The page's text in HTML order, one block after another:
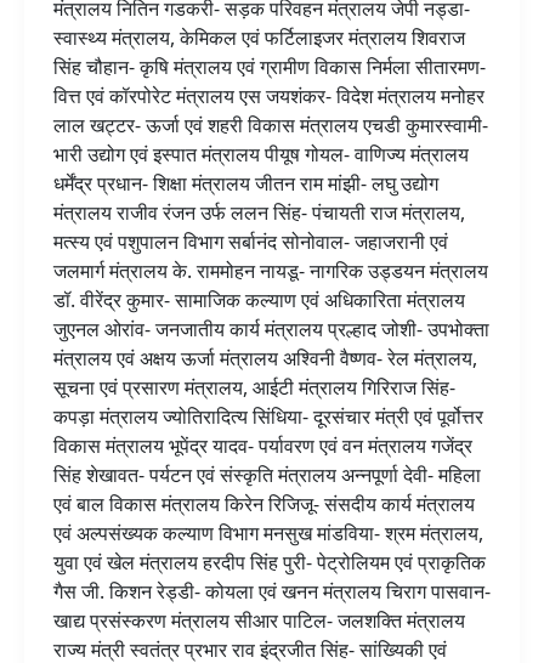
मंत्रालय नितिन गडकरी- सड़क परिवहन मंत्रालय जेपी नड्डा-
स्वास्थ्य मंत्रालय, केमिकल एवं फर्टिलाइजर मंत्रालय शिवराज
सिंह चौहान- कृषि मंत्रालय एवं ग्रामीण विकास निर्मला सीतारमण-
वित्त एवं कॉरपोरेट मंत्रालय एस जयशंकर- विदेश मंत्रालय मनोहर
लाल खट्टर- ऊर्जा एवं शहरी विकास मंत्रालय एचडी कुमारस्वामी-
भारी उद्योग एवं इस्पात मंत्रालय पीयूष गोयल- वाणिज्य मंत्रालय
धर्मेंद्र प्रधान- शिक्षा मंत्रालय जीतन राम मांझी- लघु उद्योग
मंत्रालय राजीव रंजन उर्फ ललन सिंह- पंचायती राज मंत्रालय,
मत्स्य एवं पशुपालन विभाग सर्बानंद सोनोवाल- जहाजरानी एवं
जलमार्ग मंत्रालय के. राममोहन नायडू- नागरिक उड्डयन मंत्रालय
डॉ. वीरेंद्र कुमार- सामाजिक कल्याण एवं अधिकारिता मंत्रालय
जुएनल ओरांव- जनजातीय कार्य मंत्रालय प्रल्हाद जोशी- उपभोक्ता
मंत्रालय एवं अक्षय ऊर्जा मंत्रालय अश्विनी वैष्णव- रेल मंत्रालय,
सूचना एवं प्रसारण मंत्रालय, आईटी मंत्रालय गिरिराज सिंह-
कपड़ा मंत्रालय ज्योतिरादित्य सिंधिया- दूरसंचार मंत्री एवं पूर्वोत्तर
विकास मंत्रालय भूपेंद्र यादव- पर्यावरण एवं वन मंत्रालय गजेंद्र
सिंह शेखावत- पर्यटन एवं संस्कृति मंत्रालय अन्नपूर्णा देवी- महिला
एवं बाल विकास मंत्रालय किरेन रिजिजू- संसदीय कार्य मंत्रालय
एवं अल्पसंख्यक कल्याण विभाग मनसुख मांडविया- श्रम मंत्रालय,
युवा एवं खेल मंत्रालय हरदीप सिंह पुरी- पेट्रोलियम एवं प्राकृतिक
गैस जी. किशन रेड्डी- कोयला एवं खनन मंत्रालय चिराग पासवान-
खाद्य प्रसंस्करण मंत्रालय सीआर पाटिल- जलशक्ति मंत्रालय
राज्य मंत्री स्वतंत्र प्रभार राव इंद्रजीत सिंह- सांख्यिकी एवं